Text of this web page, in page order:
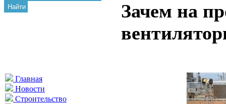
Найти
Главная
Новости
Строительство
Зачем на